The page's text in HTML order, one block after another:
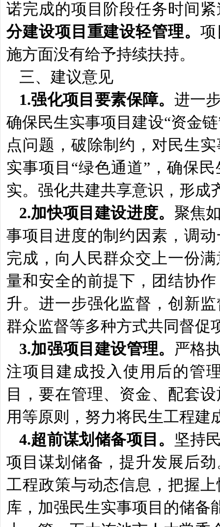
诺完成的项目阶段任务时间
分建设项目重建设轻管理。 项
施方面没有给予持续扶持。
三、建议意见
1.强化项目要素保障。 进一
确保民生实事项目建设“资金
点问题，破除制约，对民生
实事项目“绿色通道”，确保
实。强化共建共享意识，形
2.加快项目建设进度。 聚焦
事项目进度的制约因素，调
完成，向人民群众交上一份
量和安全的前提下，团结协
升。进一步强化监督，创新
群众监督等多种方式共同督促
3.加强项目建设管理。 严格
注项目建成投入使用后的管
目，要在管理、资金、配套
用等原则，努力将民生工程建
4.超前谋划储备项目。 坚持
项目谋划储备，提升发展后
工程政策与动态信息，把握
库，加强民生实事项目的储备